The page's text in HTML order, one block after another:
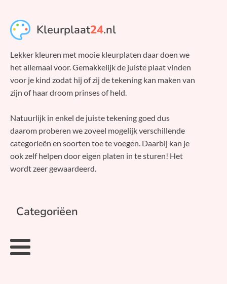
Kleurplaat24.nl
Lekker kleuren met mooie kleurplaten daar doen we
het allemaal voor. Gemakkelijk de juiste plaat vinden
voor je kind zodat hij of zij de tekening kan maken van
zijn of haar droom prinses of held.
Natuurlijk in enkel de juiste tekening goed dus
daarom proberen we zoveel mogelijk verschillende
categorieën en soorten toe te voegen. Daarbij kan je
ook zelf helpen door eigen platen in te sturen! Het
wordt zeer gewaardeerd.
Categoriëen